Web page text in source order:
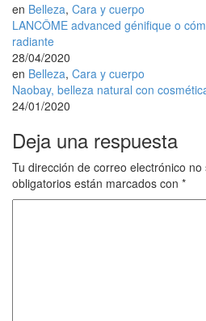
en Belleza, Cara y cuerpo
LANCÔME advanced génifique o
radiante
28/04/2020
en Belleza, Cara y cuerpo
Naobay, belleza natural con
24/01/2020
Deja una respuesta
Tu dirección de correo electrónico no
obligatorios están marcados con *